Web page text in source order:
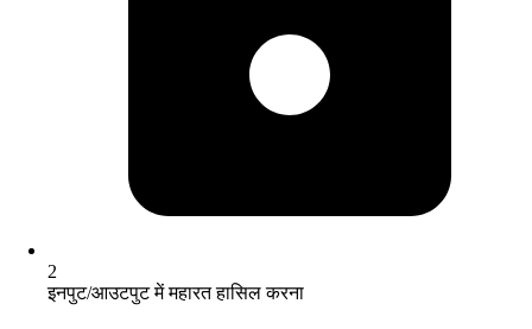
2
इनपुट/आउटपुट में महारत हासिल करना